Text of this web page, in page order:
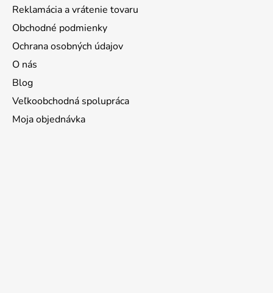
Reklamácia a vrátenie tovaru
Obchodné podmienky
Ochrana osobných údajov
O nás
Blog
Veľkoobchodná spolupráca
Moja objednávka